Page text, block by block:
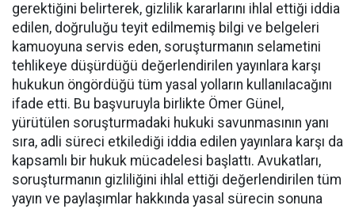
gerektiğini belirterek, gizlilik kararlarını ihlal ettiği iddia
edilen, doğruluğu teyit edilmemiş bilgi ve belgeleri
kamuoyuna servis eden, soruşturmanın selametini
tehlikeye düşürdüğü değerlendirilen yayınlara karşı
hukukun öngördüğü tüm yasal yolların kullanılacağını
ifade etti. Bu başvuruyla birlikte Ömer Günel,
yürütülen soruşturmadaki hukuki savunmasının yanı
sıra, adli süreci etkilediği iddia edilen yayınlara karşı da
kapsamlı bir hukuk mücadelesi başlattı. Avukatları,
soruşturmanın gizliliğini ihlal ettiği değerlendirilen tüm
yayın ve paylaşımlar hakkında yasal sürecin sonuna